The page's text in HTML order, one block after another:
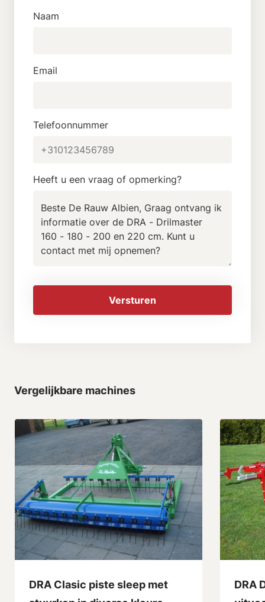
Naam
Email
Telefoonnummer
Heeft u een vraag of opmerking?
Versturen
Vergelijkbare machines
DRA Clasic piste sleep met
DRA